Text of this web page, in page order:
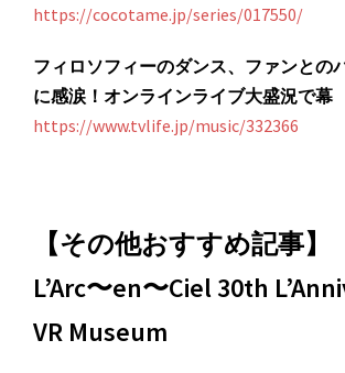
https://cocotame.jp/series/017550/
フィロソフィーのダンス、ファンとの
に感涙！オンラインライブ大盛況で幕
https://www.tvlife.jp/music/332366
【その他おすすめ記事】
L’Arc〜en〜Ciel 30th
VR Museum